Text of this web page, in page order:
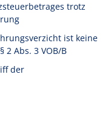
trotz
ist keine
2 Abs. 3 VOB/B
der